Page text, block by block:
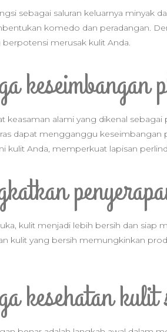
sebagai saluran keluarnya minyak
komedo dan peradangan.
merusak kulit Anda.
keasaman alami yang dikenal
dapat mengganggu
kulit Anda, memperkuat lapisan
kulit menjadi lebih bersih dan siap
kulit yang bersih memungkinkan
kesehatan kulit